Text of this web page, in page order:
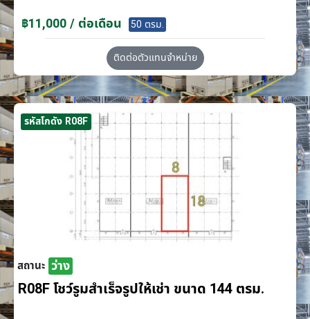
฿11,000 / ต่อเดือน 50 ตรม.
ติดต่อตัวแทนจำหน่าย
รหัสโกดัง R08F
สถานะ ว่าง
R08F โชว์รูมสำเร็จรูปให้เช่า ขนาด 144 ตรม.